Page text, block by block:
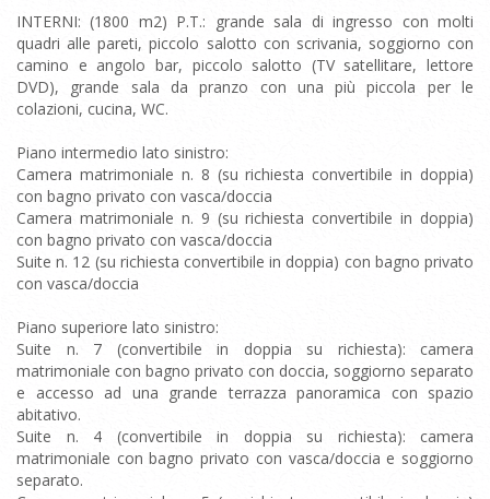
INTERNI: (1800 m2) P.T.: grande sala di ingresso con molti
quadri alle pareti, piccolo salotto con scrivania, soggiorno con
camino e angolo bar, piccolo salotto (TV satellitare, lettore
DVD), grande sala da pranzo con una più piccola per le
colazioni, cucina, WC.
Piano intermedio lato sinistro:
Camera matrimoniale n. 8 (su richiesta convertibile in doppia)
con bagno privato con vasca/doccia
Camera matrimoniale n. 9 (su richiesta convertibile in doppia)
con bagno privato con vasca/doccia
Suite n. 12 (su richiesta convertibile in doppia) con bagno privato
con vasca/doccia
Piano superiore lato sinistro:
Suite n. 7 (convertibile in doppia su richiesta): camera
matrimoniale con bagno privato con doccia, soggiorno separato
e accesso ad una grande terrazza panoramica con spazio
abitativo.
Suite n. 4 (convertibile in doppia su richiesta): camera
matrimoniale con bagno privato con vasca/doccia e soggiorno
separato.